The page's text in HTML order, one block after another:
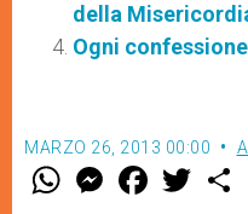
della
Ogni
MARZO 26, 2013 00:00
W M
e
F
a w